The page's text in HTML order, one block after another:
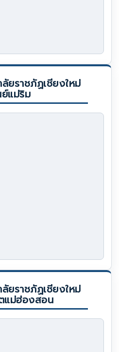
ยราชภัฏเชียงใหม่
แม่ริม
ยราชภัฏเชียงใหม่
แม่ฮ่องสอน